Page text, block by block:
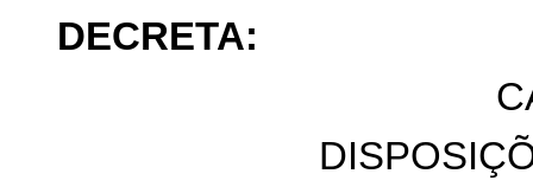
DECRETA: